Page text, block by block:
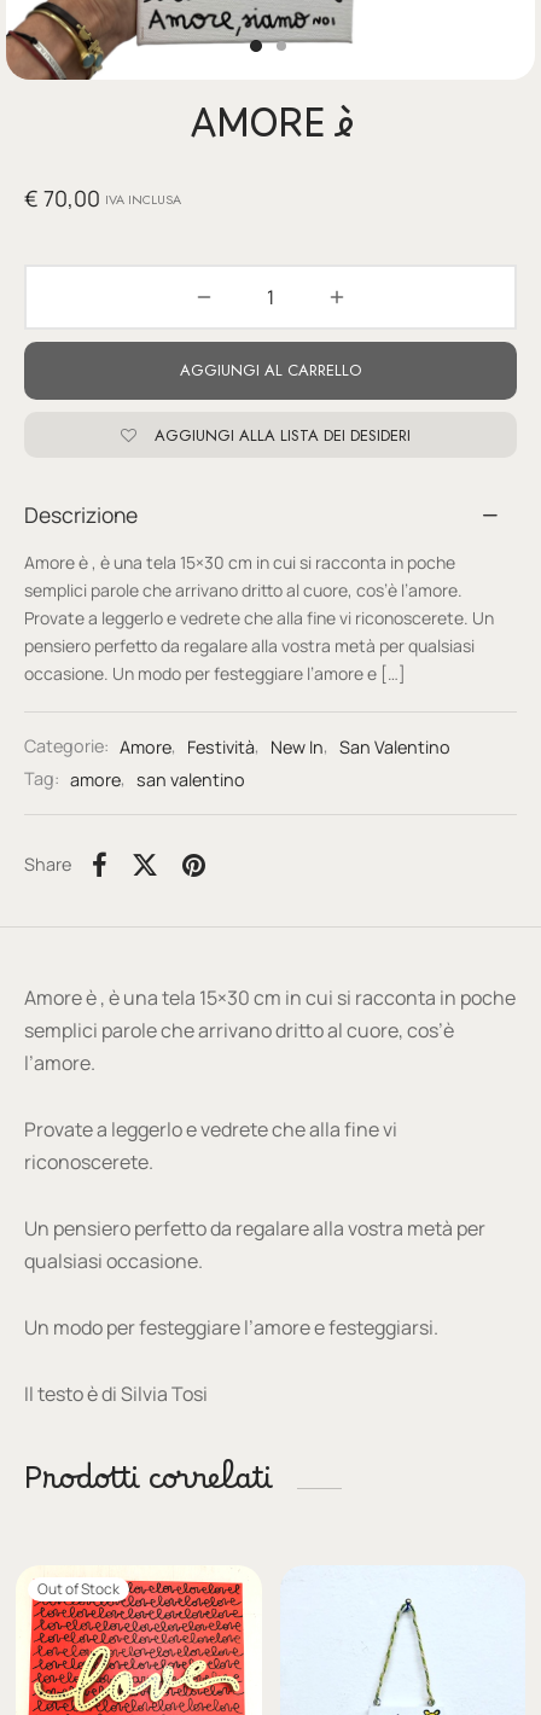
AMORE è
€ 70,00 IVA INCLUSA
AGGIUNGI AL CARRELLO
AGGIUNGI ALLA LISTA DEI DESIDERI
Descrizione
Amore è , è una tela 15×30 cm in cui si racconta in poche
semplici parole che arrivano dritto al cuore, cos’è l’amore.
Provate a leggerlo e vedrete che alla fine vi riconoscerete. Un
pensiero perfetto da regalare alla vostra metà per qualsiasi
occasione. Un modo per festeggiare l’amore e […]
Categorie: Amore, Festività, New In, San Valentino
Tag: amore, san valentino
Share
Amore è , è una tela 15×30 cm in cui si racconta in poche
semplici parole che arrivano dritto al cuore, cos’è
l’amore.
Provate a leggerlo e vedrete che alla fine vi
riconoscerete.
Un pensiero perfetto da regalare alla vostra metà per
qualsiasi occasione.
Un modo per festeggiare l’amore e festeggiarsi.
Il testo è di Silvia Tosi
Prodotti correlati
Out of Stock
per Te